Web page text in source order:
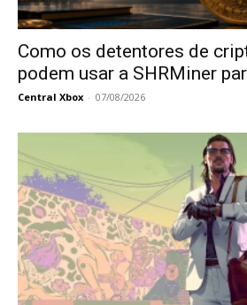
Como os detentores de
podem usar a SHRMiner
Central Xbox - 07/08/2026